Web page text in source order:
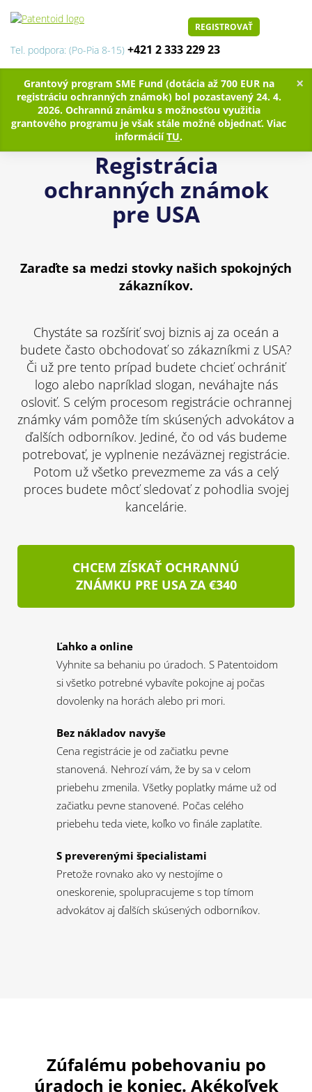
REGISTROVAŤ
Tel. podpora: (Po-Pia 8-15) +421 2 333 229 23
Grantový program SME Fund (dotácia až 700 EUR na
registráciu ochranných známok) bol pozastavený 24. 4.
2026. Ochrannú známku s možnosťou využitia
grantového programu je však stále možné objednať. Viac
informáciíTU.
×
Registrácia
ochranných známok
pre USA
Zaraďte sa medzi stovky našich spokojných
zákazníkov.
Chystáte sa rozšíriť svoj biznis aj za oceán a
budete často obchodovať so zákazníkmi z USA?
Či už pre tento prípad budete chcieť ochrániť
logo alebo napríklad slogan, neváhajte nás
osloviť. S celým procesom registrácie ochrannej
známky vám pomôže tím skúsených advokátov a
ďalších odborníkov. Jediné, čo od vás budeme
potrebovať, je vyplnenie nezáväznej registrácie.
Potom už všetko prevezmeme za vás a celý
proces budete môcť sledovať z pohodlia svojej
kancelárie.
CHCEM ZÍSKAŤ OCHRANNÚ
ZNÁMKU PRE USA ZA €340
Ľahko a online
Vyhnite sa behaniu po úradoch. S Patentoidom
si všetko potrebné vybavíte pokojne aj počas
dovolenky na horách alebo pri mori.
Bez nákladov navyše
Cena registrácie je od začiatku pevne
stanovená. Nehrozí vám, že by sa v celom
priebehu zmenila. Všetky poplatky máme už od
začiatku pevne stanovené. Počas celého
priebehu teda viete, koľko vo finále zaplatíte.
S preverenými špecialistami
Pretože rovnako ako vy nestojíme o
oneskorenie, spolupracujeme s top tímom
advokátov aj ďalších skúsených odborníkov.
Zúfalému pobehovaniu po
úradoch je koniec. Akékoľvek